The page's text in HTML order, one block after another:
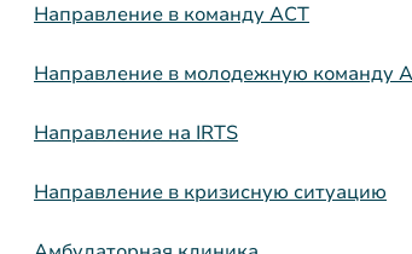
Направление в команду ACT
Направление в молодежную команду
Направление на IRTS
Направление в кризисную ситуацию